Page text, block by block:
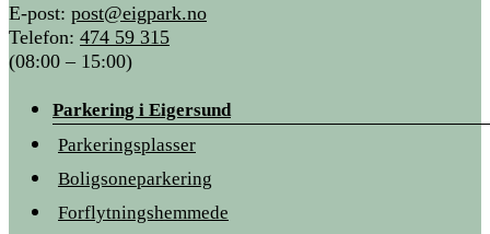
E-post: post@eigpark.no
Telefon: 474 59 315
(08:00 – 15:00)
Parkering i Eigersund
Parkeringsplasser
Boligsoneparkering
Forflytningshemmede